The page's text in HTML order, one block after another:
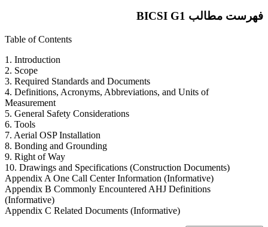
فهرست مطالب BICSI G1
Table of Contents
1. Introduction
2. Scope
3. Required Standards and Documents
4. Definitions, Acronyms, Abbreviations, and Units of
Measurement
5. General Safety Considerations
6. Tools
7. Aerial OSP Installation
8. Bonding and Grounding
9. Right of Way
10. Drawings and Specifications (Construction Documents)
Appendix A One Call Center Information (Informative)
Appendix B Commonly Encountered AHJ Definitions
(Informative)
Appendix C Related Documents (Informative)